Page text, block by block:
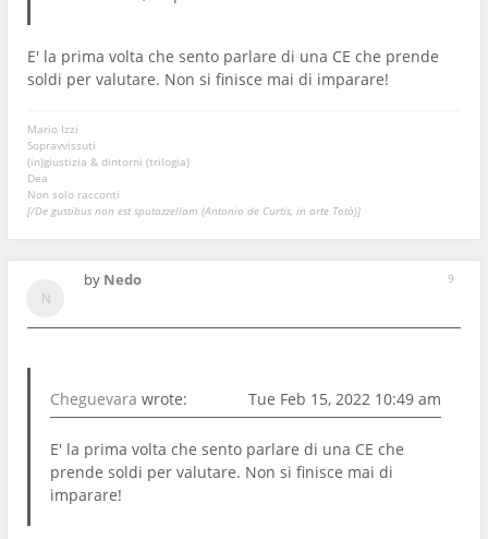
E' la prima volta che sento parlare di una CE che prende
soldi per valutare. Non si finisce mai di imparare!
Mario Izzi
Sopravvissuti
(in)giustizia & dintorni (trilogia)
Dea
Non solo racconti
[/De gustibus non est sputazzellam (Antonio de Curtis, in arte Totò)]
9
by Nedo
Cheguevara wrote: Tue Feb 15, 2022 10:49 am
E' la prima volta che sento parlare di una CE che
prende soldi per valutare. Non si finisce mai di
imparare!